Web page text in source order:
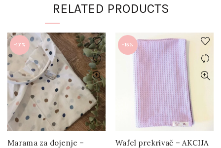
RELATED PRODUCTS
-17%
Marama za dojenje –
-15%
Wafel prekrivač – AKCIJA